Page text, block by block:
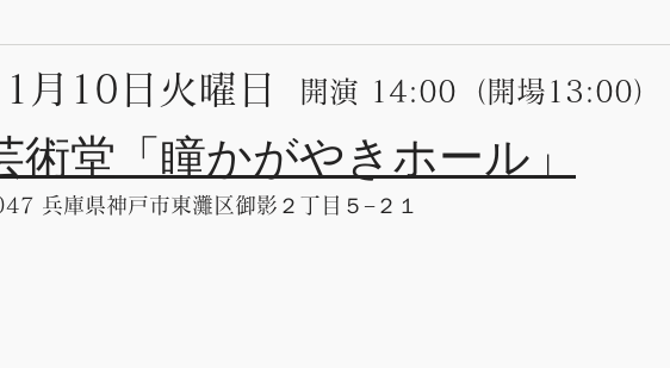
術堂「瞳かがやきホール」
兵庫県神戸市東灘区御影２丁目５−２１
月10日火曜日 開演 14:00 （開場13:00）